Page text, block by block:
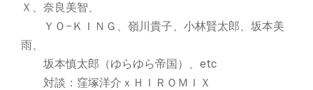
Ｘ、奈良美智、
ＹＯ−ＫＩＮＧ、嶺川貴子、小林賢太郎、坂本美
雨、
坂本慎太郎（ゆらゆら帝国）、etc
対談：窪塚洋介ｘＨＩＲＯＭＩＸ